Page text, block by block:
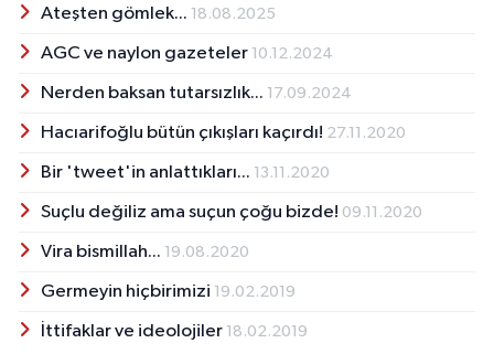
Ateşten gömlek... 18.08.2025
AGC ve naylon gazeteler 10.12.2024
Nerden baksan tutarsızlık... 17.09.2024
Hacıarifoğlu bütün çıkışları kaçırdı! 27.11.2020
Bir 'tweet'in anlattıkları... 13.11.2020
Suçlu değiliz ama suçun çoğu bizde! 09.11.2020
Vira bismillah... 19.08.2020
Germeyin hiçbirimizi 19.02.2019
İttifaklar ve ideolojiler 18.02.2019